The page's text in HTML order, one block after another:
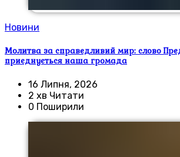
Новини
Молитва за справедливий мир: слово
приєднується наша громада
16 Липня, 2026
2 хв Читати
0 Поширили